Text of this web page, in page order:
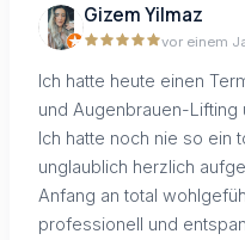
Gizem Yilmaz
vor einem
Ich hatte heute einen
und Augenbrauen-Lifting
Ich hatte noch nie so ein
unglaublich herzlich
Anfang an total
professionell und